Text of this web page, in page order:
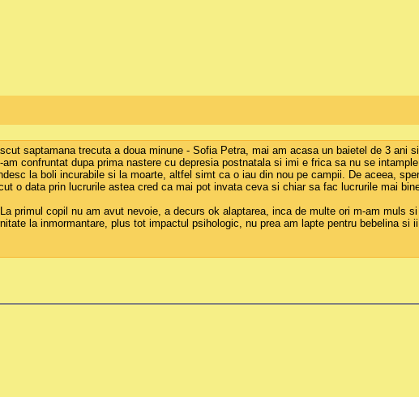
saptamana trecuta a doua minune - Sofia Petra, mai am acasa un baietel de 3 ani
confruntat dupa prima nastere cu depresia postnatala si imi e frica sa nu se
la boli incurabile si la moarte, altfel simt ca o iau din nou pe campii. De aceea,
o data prin lucrurile astea cred ca mai pot invata ceva si chiar sa fac lucrurile mai
primul copil nu am avut nevoie, a decurs ok alaptarea, inca de multe ori m-am muls
la inmormantare, plus tot impactul psihologic, nu prea am lapte pentru bebelina